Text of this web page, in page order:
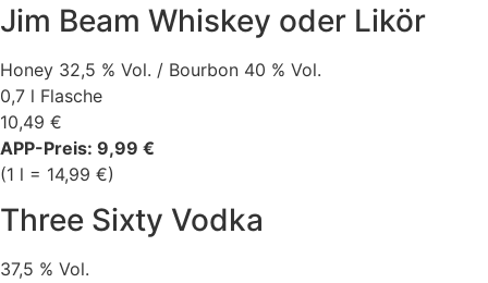
Jim Beam Whiskey oder Likör
Honey 32,5 % Vol. / Bourbon 40 % Vol.
0,7 l Flasche
10,49 €
APP-Preis: 9,99 €
(1 l = 14,99 €)
Three Sixty Vodka
37,5 % Vol.